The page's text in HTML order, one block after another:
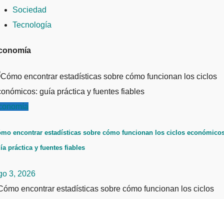
Sociedad
Tecnología
encontrar estadísticas sobre cómo funcionan los ciclos
práctica y fuentes fiables
3, 2026
encontrar estadísticas sobre cómo funcionan los ciclos